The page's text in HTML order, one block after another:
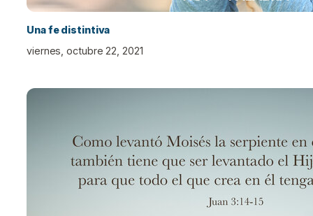
Una fe distintiva
viernes, octubre 22, 2021